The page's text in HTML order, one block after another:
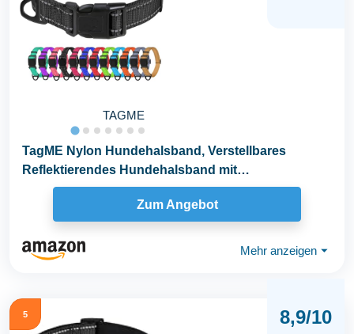
TAGME
TagME Nylon Hundehalsband, Verstellbares
Reflektierendes Hundehalsband mit
Sicherheitsschnalle für...
Zum Angebot
Mehr anzeigen ⏷
5 8,9/10